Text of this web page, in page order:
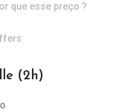
que esse preço ?
(2h)